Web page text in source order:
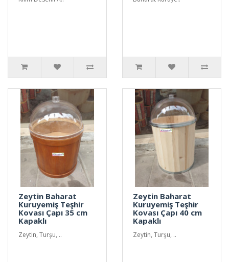
Zeytin Baharat
Kuruyemiş Teşhir
Kovası Çapı 35 cm
Kapaklı
Zeytin, Turşu, ..
Zeytin Baharat
Kuruyemiş Teşhir
Kovası Çapı 40 cm
Kapaklı
Zeytin, Turşu, ..